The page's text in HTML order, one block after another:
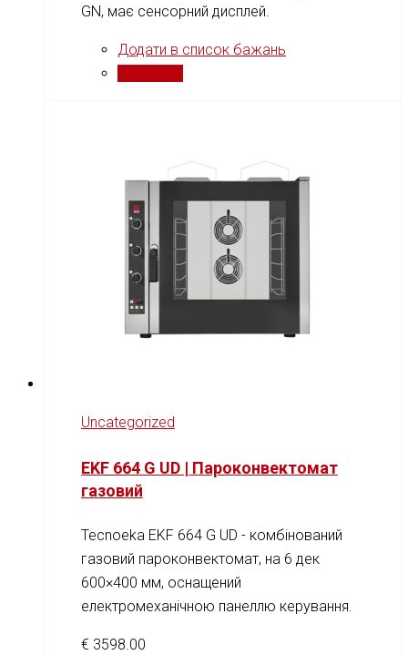
GN, має сенсорний дисплей.
Додати в список бажань
Uncategorized
EKF 664 G UD | Пароконвектомат
газовий
Tecnoeka EKF 664 G UD - комбінований
газовий пароконвектомат, на 6 дек
600×400 мм, оснащений
електромеханічною панеллю керування.
€ 3598.00